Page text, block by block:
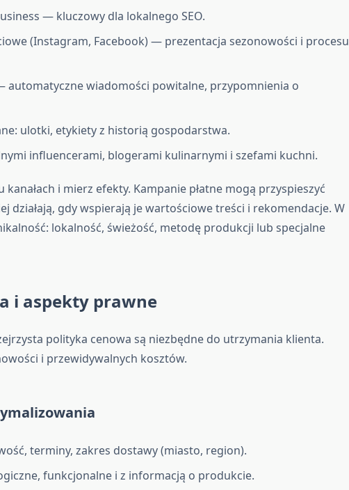
— kluczowy dla lokalnego SEO.
(Instagram, Facebook) — prezentacja sezonowości i procesu
automatyczne wiadomości powitalne, przypomnienia o
ulotki, etykiety z historią gospodarstwa.
influencerami, blogerami kulinarnymi i szefami kuchni.
i mierz efekty. Kampanie płatne mogą przyspieszyć
działają, gdy wspierają je wartościowe treści i rekomendacje. W
lokalność, świeżość, metodę produkcji lub specjalne
i aspekty prawne
polityka cenowa są niezbędne do utrzymania klienta.
i przewidywalnych kosztów.
terminy, zakres dostawy (miasto, region).
funkcjonalne i z informacją o produkcie.